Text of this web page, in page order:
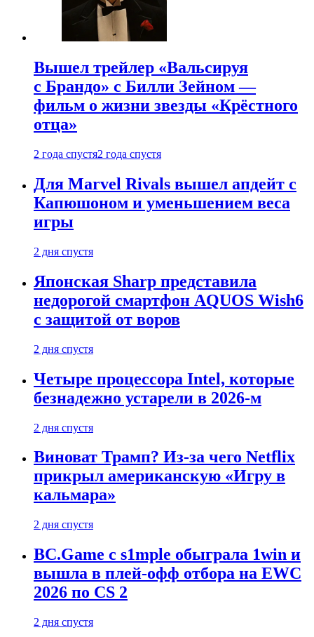
Вышел трейлер «Вальсируя
с Брандо» с Билли Зейном —
фильм о жизни звезды «Крёстного
отца»
2 года спустя2 года спустя
Для Marvel Rivals вышел апдейт с
Капюшоном и уменьшением веса
игры
2 дня спустя
Японская Sharp представила
недорогой смартфон AQUOS Wish6
с защитой от воров
2 дня спустя
Четыре процессора Intel, которые
безнадежно устарели в 2026-м
2 дня спустя
Виноват Трамп? Из-за чего Netflix
прикрыл американскую «Игру в
кальмара»
2 дня спустя
BC.Game с s1mple обыграла 1win и
вышла в плей-офф отбора на EWC
2026 по CS 2
2 дня спустя